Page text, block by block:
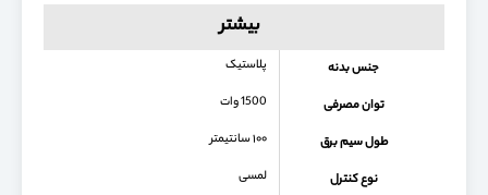
بیشتر
جنس بدنه پلاستیک
توان مصرفی 1500 وات
طول سیم برق ۱۰۰ سانتیمتر
نوع کنترل لمسی